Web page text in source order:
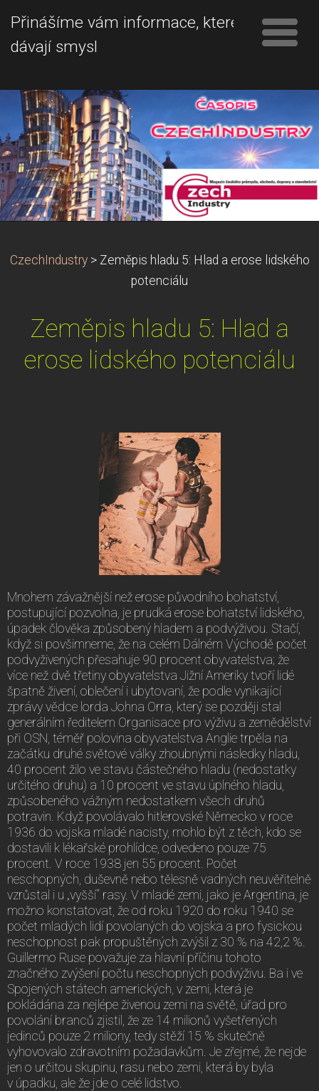
Přinášíme vám informace, které
dávají smysl
CzechIndustry > Zeměpis hladu 5: Hlad a erose lidského
potenciálu
Zeměpis hladu 5: Hlad a
erose lidského potenciálu
Mnohem závažnější než erose původního bohatství,
postupující pozvolna, je prudká erose bohatství lidského,
úpadek člověka způsobený hladem a podvýživou. Stačí,
když si povšimneme, že na celém Dálném Východě počet
podvyživených přesahuje 90 procent obyvatelstva; že
více než dvě třetiny obyvatelstva Jižní Ameriky tvoří lidé
špatně živení, oblečení i ubytovaní, že podle vynikající
zprávy vědce lorda Johna Orra, který se později stal
generálním ředitelem Organisace pro výživu a zemědělství
při OSN, téměř polovina obyvatelstva Anglie trpěla na
začátku druhé světové války zhoubnými následky hladu,
40 procent žilo ve stavu částečného hladu (nedostatky
určitého druhu) a 10 procent ve stavu úplného hladu,
způsobeného vážným nedostatkem všech druhů
potravin. Když povolávalo hitlerovské Německo v roce
1936 do vojska mladé nacisty, mohlo být z těch, kdo se
dostavili k lékařské prohlídce, odvedeno pouze 75
procent. V roce 1938 jen 55 procent. Počet
neschopných, duševně nebo tělesně vadných neuvěřitelně
vzrůstal i u „vyšší“ rasy. V mladé zemi, jako je Argentina, je
možno konstatovat, že od roku 1920 do roku 1940 se
počet mladých lidí povolaných do vojska a pro fysickou
neschopnost pak propuštěných zvýšil z 30 % na 42,2 %.
Guillermo Ruse považuje za hlavní příčinu tohoto
značného zvýšení počtu neschopných podvýživu. Ba i ve
Spojených státech amerických, v zemi, která je
pokládána za nejlépe živenou zemi na světě, úřad pro
povolání branců zjistil, že ze 14 milionů vyšetřených
jedinců pouze 2 miliony, tedy stěží 15 % skutečně
vyhovovalo zdravotním požadavkům. Je zřejmé, že nejde
jen o určitou skupinu, rasu nebo zemi, která by byla
v úpadku, ale že jde o celé lidstvo.